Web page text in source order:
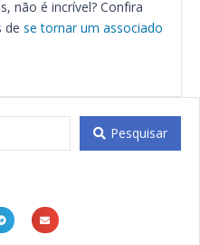
não é incrível? Confira
de se tornar um associado
Pesquisar